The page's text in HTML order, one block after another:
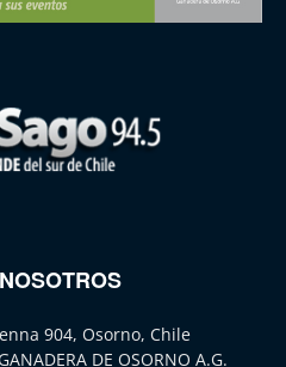
904, Osorno, Chile
DE OSORNO A.G.